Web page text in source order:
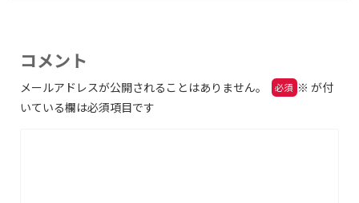
コメント
メールアドレスが公開されることはありません。 ※ が付
いている欄は必須項目です